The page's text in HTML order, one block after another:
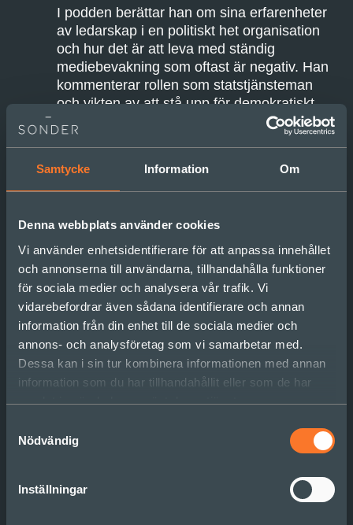
Samtycke Information Om
Denna webbplats använder cookies
Vi använder enhetsidentifierare för att anpassa innehållet
och annonserna till användarna, tillhandahålla funktioner
för sociala medier och analysera vår trafik. Vi
vidarebefordrar även sådana identifierare och annan
information från din enhet till de sociala medier och
annons- och analysföretag som vi samarbetar med.
Dessa kan i sin tur kombinera informationen med annan
information som du har tillhandahållit eller som de har
samlat in när du har använt deras tjänster.
Nödvändig
Inställningar
I podden berättar han om sina erfarenheter
av ledarskap i en politiskt het organisation
och hur det är att leva med ständig
mediebevakning som oftast är negativ. Han
kommenterar rollen som statstjänsteman
och vikten av att stå upp för demokratiskt
fattade beslut i alla lägen. Och han delar
med sig av sin omfattande erfarenhet av att
Mikael Ribbenvik